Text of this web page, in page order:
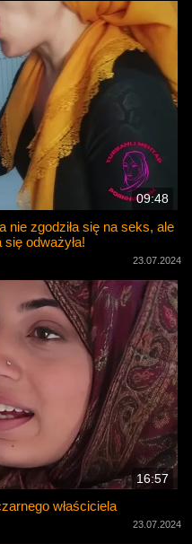
09:48
nie zgodziła się na seks, ale
odważyła!
23.07.2024
16:57
właściciela
23.07.2024